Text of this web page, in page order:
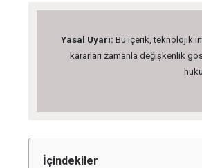
Yasal Uyarı: Bu içerik, teknolojik
kararları zamanla değişkenlik
İçindekiler